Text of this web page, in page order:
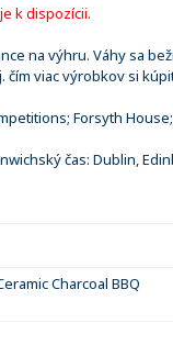
k dispozícii.
na výhru. Váhy sa
čím viac výrobkov si
Forsyth House;
čas: Dublin,
Charcoal BBQ